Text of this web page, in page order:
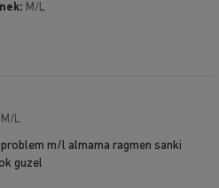
M/L
M/L
m/l almama ragmen sanki
guzel